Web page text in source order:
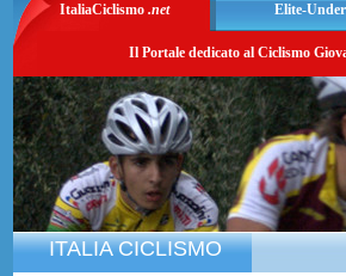
ItaliaCiclismo .net Elite-
Il Portale dedicato al Ciclismo
ITALIA CICLISMO